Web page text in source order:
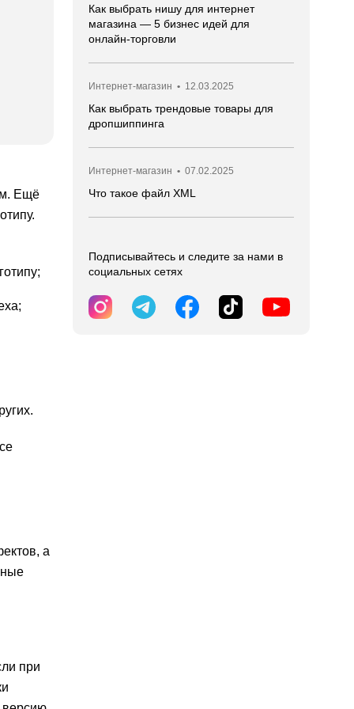
Ещё
а
при
Как выбрать нишу для интернет
магазина — 5 бизнес идей для
онлайн-торговли
Интернет-магазин • 12.03.2025
Как выбрать трендовые товары для
дропшиппинга
Интернет-магазин • 07.02.2025
Что такое файл XML
Подписывайтесь и следите за нами в
социальных сетях